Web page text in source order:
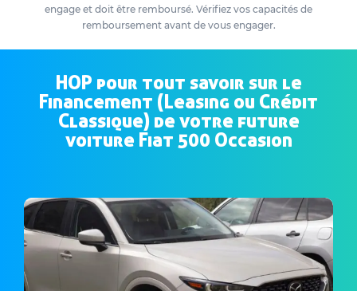
engage et doit être remboursé. Vérifiez vos capacités de
remboursement avant de vous engager.
HOP pour tout savoir sur le
Financement (Leasing ou Crédit
Classique) de votre future
voiture Fiat 500 Occasion